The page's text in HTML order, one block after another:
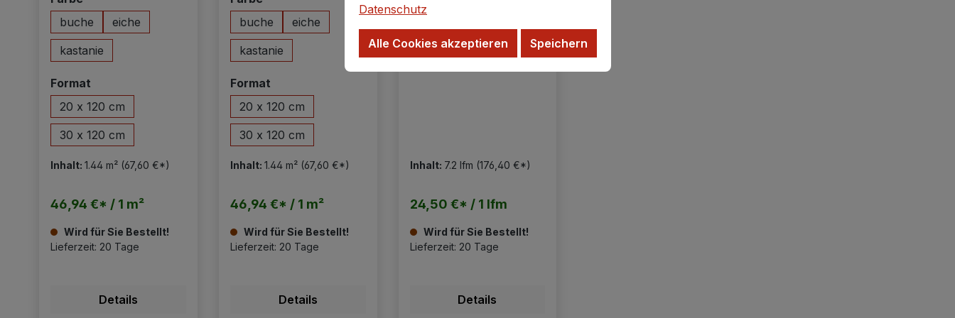
buche
eiche
kastanie
Format
20 x 120 cm
30 x 120 cm
Inhalt: 1.44 m² (67,60 €*)
46,94 €* / 1 m²
Wird für Sie Bestellt!
Lieferzeit: 20 Tage
Details
buche
eiche
kastanie
Formatauswählen
20 x 120 cm
30 x 120 cm
Inhalt: 1.44 m² (67,60 €*)
46,94 €* / 1 m²
Wird für Sie Bestellt!
Lieferzeit: 20 Tage
Details
kastanie
Inhalt: 7.2 lfm (176,40 €*)
24,50 €* / 1 lfm
Wird für Sie Bestellt!
Lieferzeit: 20 Tage
Details
Datenschutz
Alle Cookies akzeptieren Speichern